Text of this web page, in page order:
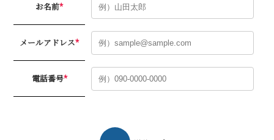
お名前*
メールアドレス*
電話番号*